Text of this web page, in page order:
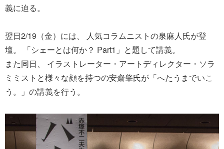
義に迫る。
翌日2/19（金）には、 人気コラムニストの泉麻人氏が登
壇。 「シェーとは何か？ Part1」と題して講義。
また同日、 イラストレーター・アートディレクター・ソラ
ミミストと様々な顔を持つの安齋肇氏が「へたうまでいこ
う。」の講義を行う。